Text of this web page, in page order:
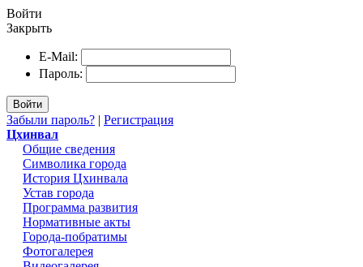
Войти
Закрыть
E-Mail:
Пароль:
Войти
Забыли пароль? | Регистрация
Цхинвал
Общие сведения
Символика города
История Цхинвала
Устав города
Программа развития
Нормативные акты
Города-побратимы
Фотогалерея